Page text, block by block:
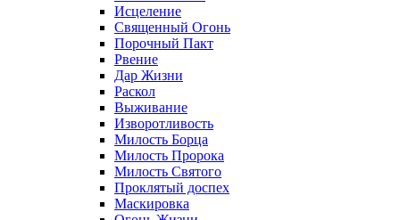
Исцеление
Священный Огонь
Порочный Пакт
Рвение
Дар Жизни
Раскол
Выживание
Изворотливость
Милость Борца
Милость Пророка
Милость Святого
Проклятый доспех
Маскировка